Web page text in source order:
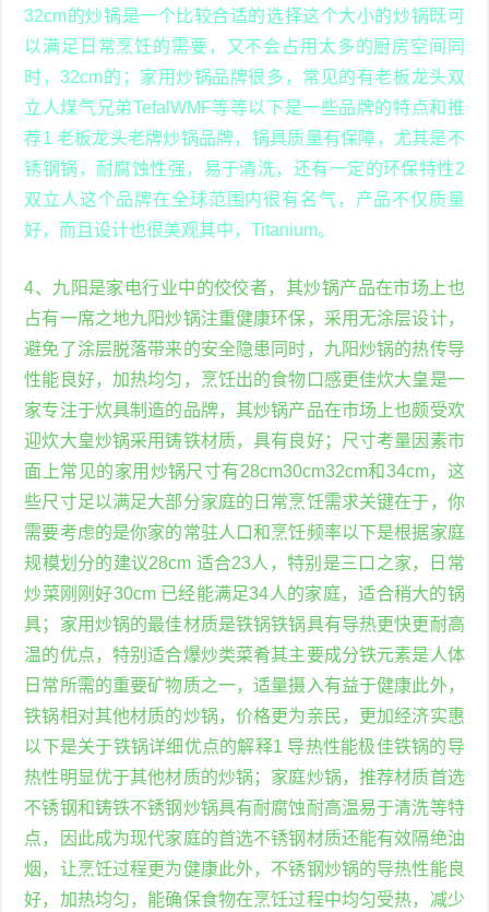
32cm的炒锅是一个比较合适的选择这个大小的炒锅既可
以满足日常烹饪的需要，又不会占用太多的厨房空间同
时，32cm的；家用炒锅品牌很多，常见的有老板龙头双
立人煤气兄弟TefalWMF等等以下是一些品牌的特点和推
荐1 老板龙头老牌炒锅品牌，锅具质量有保障，尤其是不
锈钢锅，耐腐蚀性强，易于清洗，还有一定的环保特性2
双立人这个品牌在全球范围内很有名气，产品不仅质量
好，而且设计也很美观其中，Titanium。
4、九阳是家电行业中的佼佼者，其炒锅产品在市场上也
占有一席之地九阳炒锅注重健康环保，采用无涂层设计，
避免了涂层脱落带来的安全隐患同时，九阳炒锅的热传导
性能良好，加热均匀，烹饪出的食物口感更佳炊大皇是一
家专注于炊具制造的品牌，其炒锅产品在市场上也颇受欢
迎炊大皇炒锅采用铸铁材质，具有良好；尺寸考量因素市
面上常见的家用炒锅尺寸有28cm30cm32cm和34cm，这
些尺寸足以满足大部分家庭的日常烹饪需求关键在于，你
需要考虑的是你家的常驻人口和烹饪频率以下是根据家庭
规模划分的建议28cm 适合23人，特别是三口之家，日常
炒菜刚刚好30cm 已经能满足34人的家庭，适合稍大的锅
具；家用炒锅的最佳材质是铁锅铁锅具有导热更快更耐高
温的优点，特别适合爆炒类菜肴其主要成分铁元素是人体
日常所需的重要矿物质之一，适量摄入有益于健康此外，
铁锅相对其他材质的炒锅，价格更为亲民，更加经济实惠
以下是关于铁锅详细优点的解释1 导热性能极佳铁锅的导
热性明显优于其他材质的炒锅；家庭炒锅，推荐材质首选
不锈钢和铸铁不锈钢炒锅具有耐腐蚀耐高温易于清洗等特
点，因此成为现代家庭的首选不锈钢材质还能有效隔绝油
烟，让烹饪过程更为健康此外，不锈钢炒锅的导热性能良
好，加热均匀，能确保食物在烹饪过程中均匀受热，减少